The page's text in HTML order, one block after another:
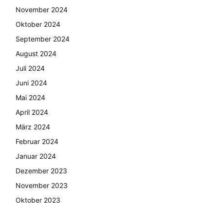
November 2024
Oktober 2024
September 2024
August 2024
Juli 2024
Juni 2024
Mai 2024
April 2024
März 2024
Februar 2024
Januar 2024
Dezember 2023
November 2023
Oktober 2023